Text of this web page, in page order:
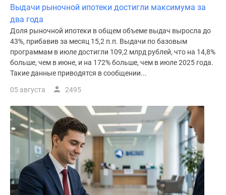
акцииВыдачи рыночной ипотеки достигли максимума за
два года
Доля рыночной ипотеки в общем объеме выдач выросла до
43%, прибавив за месяц 15,2 п.п. Выдачи по базовым
программам в июле достигли 109,2 млрд рублей, что на 14,8%
больше, чем в июне, и на 172% больше, чем в июле 2025 года.
Такие данные приводятся в сообщении...
05 августа 2495